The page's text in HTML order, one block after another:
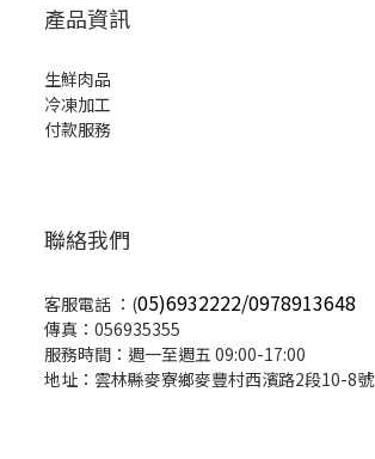
產品資訊
生鮮肉品
冷凍加工
付款服務
聯絡我們
客服電話 ：(05)6932222/0978913648
傳真：056935355
服務時間：週一至週五 09:00-17:00
地址：雲林縣麥寮鄉麥豐村西濱路2段10-8號